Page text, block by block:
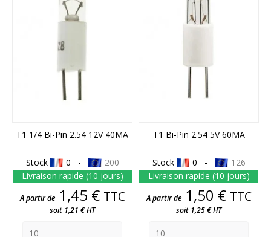
T1 1/4 Bi-Pin 2.54 12V 40MA
Stock 0 -
200
Livraison rapide (10 jours)
Prix
A partir de 1,45 € TTC
soit 1,21 € HT
T1 Bi-Pin 2.54 5V 60MA
Stock 0 -
126
Livraison rapide (10 jours)
Prix
A partir de 1,50 € TTC
soit 1,25 € HT